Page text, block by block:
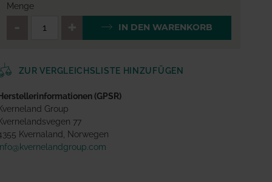
Menge
QTY_CONTROL_DECREASE
IN DEN WARENKORB
ZUR VERGLEICHSLISTE HINZUFÜGEN
(GPSR)
Group
77
Kvernaland, Norwegen